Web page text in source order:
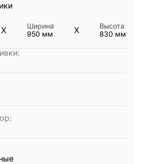
X
Ширина
950 мм X
Высота
830 мм
:
: